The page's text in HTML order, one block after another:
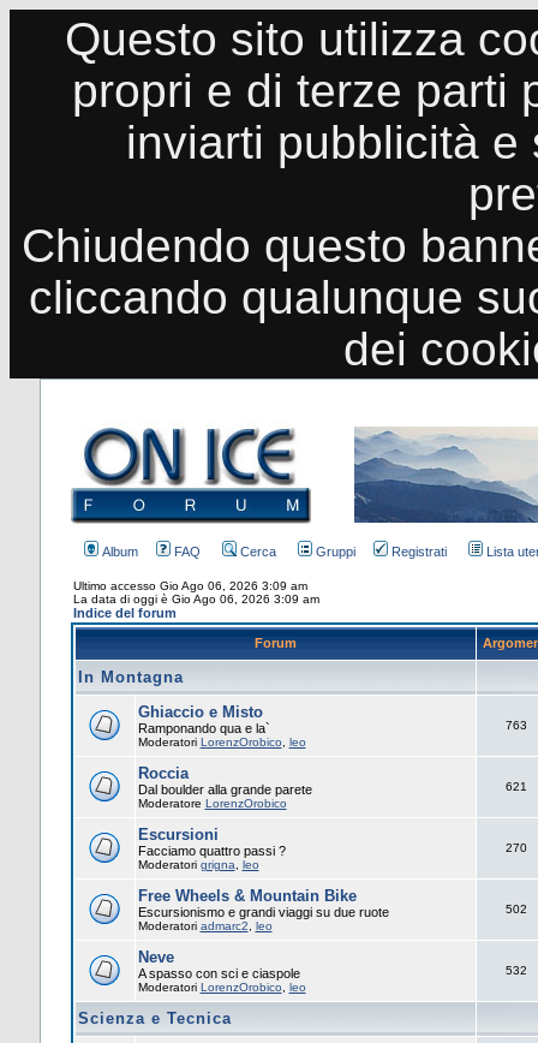
Questo sito utilizza
propri e di terze parti
inviarti pubblicità
Chiudendo questo
cliccando qualunque
dei
Album FAQ Cerca Gruppi Registrati Lista
Ultimo accesso Gio Ago 06, 2026 3:09 am
La data di oggi è Gio Ago 06, 2026 3:09 am
Indice del forum
Forum
In Montagna
Ghiaccio e Misto
Ramponando qua e la`
Moderatori LorenzOrobico leo
763
Roccia
Dal boulder alla grande parete
Moderatore LorenzOrobico
621
Escursioni
Facciamo quattro passi ?
Moderatori grigna leo
270
Free Wheels & Mountain Bike
Escursionismo e grandi viaggi su due ruote
Moderatori admarc2 leo
502
Neve
A spasso con sci e ciaspole
Moderatori LorenzOrobico leo
532
Scienza e Tecnica